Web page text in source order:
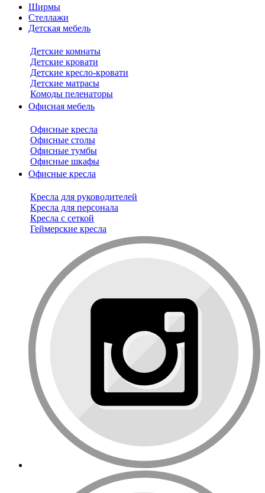
Ширмы
Стеллажи
Детская мебель
Детские комнаты
Детские кровати
Детские кресло-кровати
Детские матрасы
Комоды пеленаторы
Офисная мебель
Офисные кресла
Офисные столы
Офисные тумбы
Офисные шкафы
Офисные кресла
Кресла для руководителей
Кресла для персонала
Кресла с сеткой
Геймерские кресла